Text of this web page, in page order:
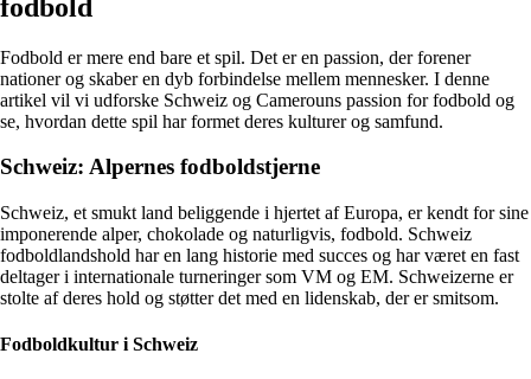
fodbold
Fodbold er mere end bare et spil. Det er en passion, der forener
nationer og skaber en dyb forbindelse mellem mennesker. I denne
artikel vil vi udforske Schweiz og Camerouns passion for fodbold og
se, hvordan dette spil har formet deres kulturer og samfund.
Schweiz: Alpernes fodboldstjerne
Schweiz, et smukt land beliggende i hjertet af Europa, er kendt for sine
imponerende alper, chokolade og naturligvis, fodbold. Schweiz
fodboldlandshold har en lang historie med succes og har været en fast
deltager i internationale turneringer som VM og EM. Schweizerne er
stolte af deres hold og støtter det med en lidenskab, der er smitsom.
Fodboldkultur i Schweiz